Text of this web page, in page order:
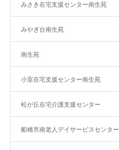
みさき在宅支援センター南生苑
みやぎ台南生苑
南生苑
小室在宅支援センター南生苑
松が丘在宅介護支援センター
船橋市南老人デイサービスセンター